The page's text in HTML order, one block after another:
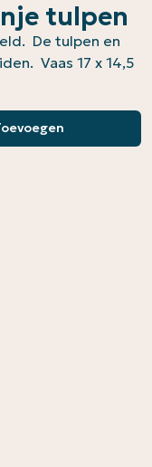
tulpen
De tulpen en
Vaas 17 x 14,5